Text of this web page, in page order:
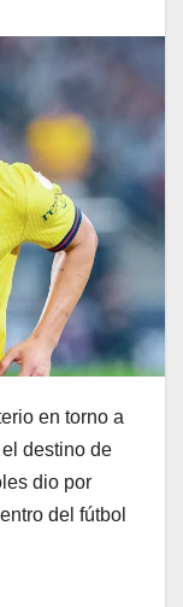
en torno a
destino de
dio por
del fútbol